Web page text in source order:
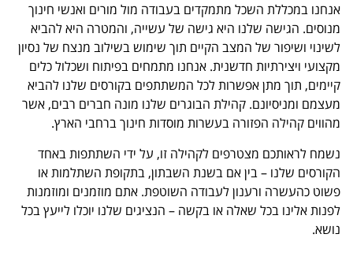
אנחנו במכללת השכל מתמקדים בעבודה מול מורים ואנשי חינוך
מנוסים. הגישה שלנו היא גישה של עשייה, והמטרה היא להביא
לשינוי ושיפור של המצב הקיים תוך שימוש בשילוב מנצח של נסיון
מקצועי ויצירתיות חדשנית. אנחנו מתמחים בפיתוח ושכלול כלים
קיימים, תוך מתן אפשרות לכל המשתתפים בקורסים שלנו להביא
מעצמם ומניסיונם. קהילת הבוגרים שלנו מונה חברים רבים, אשר
מהווים קהילה הפזורה בעשרות מוסדות חינוך ברחבי הארץ.
נשמח לראותכם מצטרפים לקהילה זו, על ידי השתתפות באחד
הקורסים שלנו – בין אם בשנת השבתון, בתקופת השתלמות או
פשוט כהעשרה ורענון לעבודה השוטפת. אתם מוזמנים ומוזמנות
לפנות אלינו בכל שאלה או בקשה – הנציגים שלנו יוכלו לייעץ בכל
נושא.